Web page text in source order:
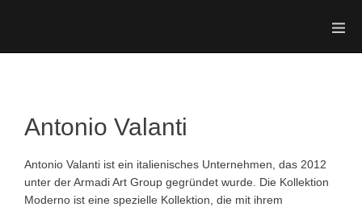
Antonio Valanti
Antonio Valanti ist ein italienisches Unternehmen, das 2012
unter der Armadi Art Group gegründet wurde. Die Kollektion
Moderno ist eine spezielle Kollektion, die mit ihrem